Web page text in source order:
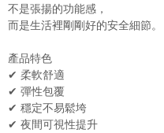
不是張揚的功能感，
而是生活裡剛剛好的安全細節。
產品特色
✔ 柔軟舒適
✔ 彈性包覆
✔ 穩定不易鬆垮
✔ 夜間可視性提升